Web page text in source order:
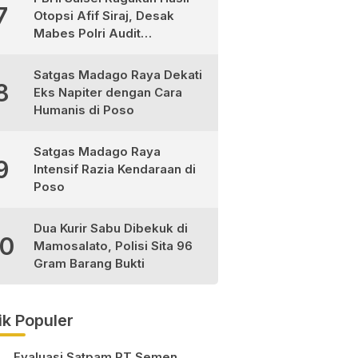
Otopsi Afif Siraj, Desak
Mabes Polri Audit
Satgas Madago Raya Dekati
Eks Napiter dengan Cara
Humanis di Poso
Satgas Madago Raya
Intensif Razia Kendaraan di
Poso
Dua Kurir Sabu Dibekuk di
Mamosalato, Polisi Sita 96
Gram Barang Bukti
Populer